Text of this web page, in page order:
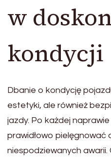
w
kondycji
Dbanie o kondycję
estetyki, ale również
jazdy. Po każdej
prawidłowo pielęgnować
niespodziewanych awarii.